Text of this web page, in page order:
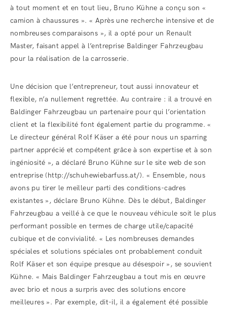
à tout moment et en tout lieu, Bruno Kühne a conçu son «
camion à chaussures ». « Après une recherche intensive et de
nombreuses comparaisons », il a opté pour un Renault
Master, faisant appel à l’entreprise Baldinger Fahrzeugbau
pour la réalisation de la carrosserie.
Une décision que l’entrepreneur, tout aussi innovateur et
flexible, n’a nullement regrettée. Au contraire : il a trouvé en
Baldinger Fahrzeugbau un partenaire pour qui l’orientation
client et la flexibilité font également partie du programme. «
Le directeur général Rolf Käser a été pour nous un sparring
partner apprécié et compétent grâce à son expertise et à son
ingéniosité », a déclaré Bruno Kühne sur le site web de son
entreprise (http://schuhewiebarfuss.at/). « Ensemble, nous
avons pu tirer le meilleur parti des conditions-cadres
existantes », déclare Bruno Kühne. Dès le début, Baldinger
Fahrzeugbau a veillé à ce que le nouveau véhicule soit le plus
performant possible en termes de charge utile/capacité
cubique et de convivialité. « Les nombreuses demandes
spéciales et solutions spéciales ont probablement conduit
Rolf Käser et son équipe presque au désespoir », se souvient
Kühne. « Mais Baldinger Fahrzeugbau a tout mis en œuvre
avec brio et nous a surpris avec des solutions encore
meilleures ». Par exemple, dit-il, il a également été possible